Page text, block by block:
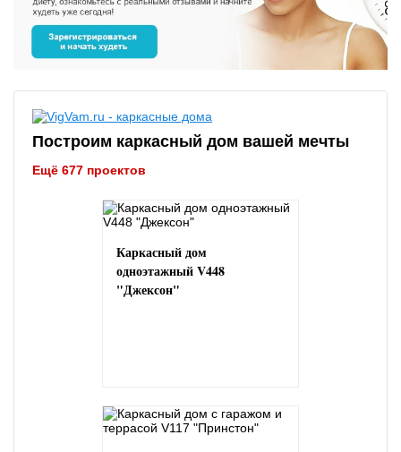
Построим каркасный дом вашей мечты
Ещё 677 проектов
Каркасный дом
одноэтажный V448
"Джексон"